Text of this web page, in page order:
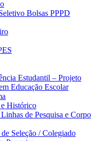
Bolsas PPPD
Estudantil – Projeto
Educação Escolar
Histórico
de Pesquisa e Corpo
Seleção / Colegiado